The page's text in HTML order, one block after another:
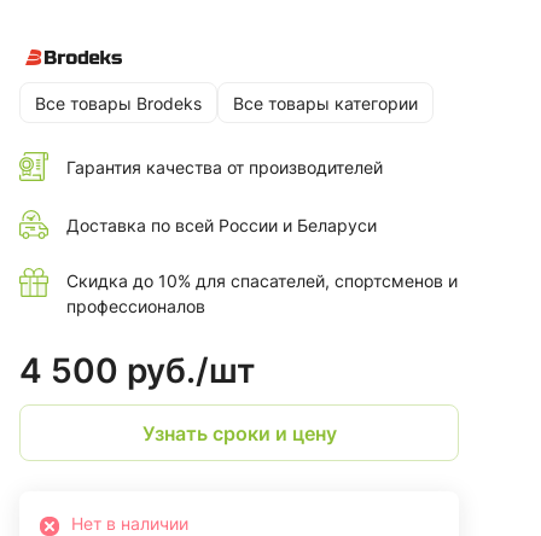
Все товары Brodeks Все товары категории
Гарантия качества от производителей
Доставка по всей России и Беларуси
Скидка до 10% для спасателей, спортсменов и
профессионалов
4 500 руб./шт
Узнать сроки и цену
Нет в наличии